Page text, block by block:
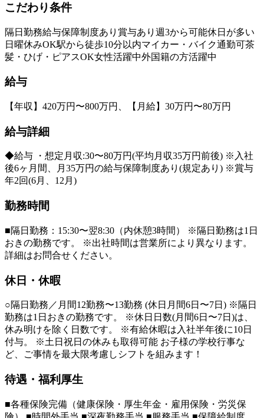
こだわり条件
隔日勤務給与保障制度あり 賞与あり 週3から可能休日が多い
日曜休みOK駅から徒歩10分以内マイカー・バイク通勤可茶
髪・ひげ・ピアスOK女性活躍中外国籍の方活躍中
給与
【年収】420万円〜800万円、【月給】30万円〜80万円
給与詳細
◆給与 ・想定月収:30〜80万円(平均月収35万円前後) ※入社
後6ヶ月間、月35万円の給与保障制度あり(規定あり) ※賞与
年2回(6月、12月)
勤務時間
■隔日勤務：15:30〜翌8:30（内休憩3時間） ※隔日勤務は1日
おきの勤務です。 ※出社時間は営業所により異なります。
詳細はお問合せください。
休日・休暇
○隔日勤務／月間12勤務〜13勤務 (休日月間6日〜7日) ※隔日
勤務は1日おきの勤務です。 ※休日日数(月間6日〜7日)は、
休み明けを除く日数です。 ※有給休暇は入社半年後に10日
付与。 ※土日祝日の休みも取得可能 お子様の学校行事な
ど、ご事情を最大限考慮しシフトを組みます！
待遇・福利厚生
■各種保険完備（健康保険・厚生年金・雇用保険・労災保